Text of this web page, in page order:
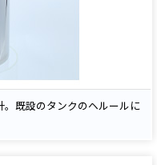
既設のタンクのヘルールに